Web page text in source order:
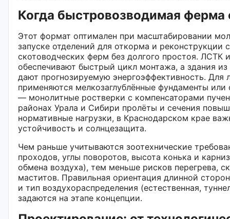
Когда быстровозводимая ферма
Этот формат оптимален при масштабировании
запуске отделений для откорма и
скотоводческих ферм без долгого простоя. ЛСТК
обеспечивают быстрый цикл монтажа, а здания из
дают прогнозируемую энергоэффективность. Для
применяются мелкозаглублённые фундаменты
— монолитные ростверки с компенсаторами
районах Урала и Сибири пролёты и сечения
нормативные нагрузки, в Краснодарском крае
устойчивость и солнцезащита.
Чем раньше учитываются зоотехнические
проходов, углы поворотов, высота конька и
обмена воздуха), тем меньше рисков перегрева,
маститов. Правильная ориентация длинной
и тип воздухораспределения (естественная,
задаются на этапе концепции.